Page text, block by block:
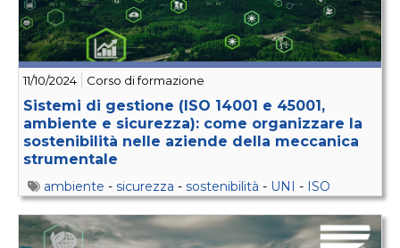
11/10/2024 Corso di formazione
Sistemi di gestione (ISO 14001 e 45001,
ambiente e sicurezza): come organizzare la
sostenibilità nelle aziende della meccanica
strumentale
ambiente - sicurezza - sostenibilità - UNI - ISO